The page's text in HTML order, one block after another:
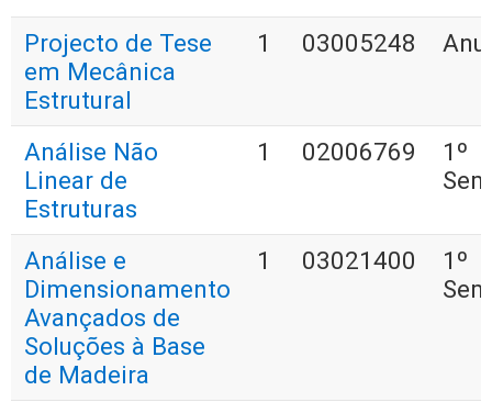
Projecto de Tese
em Mecânica
Estrutural
1 03005248
Análise Não
Linear de
Estruturas
1 02006769
1º
Análise e
Dimensionamento
Avançados de
Soluções à Base
de Madeira
1 03021400
1º